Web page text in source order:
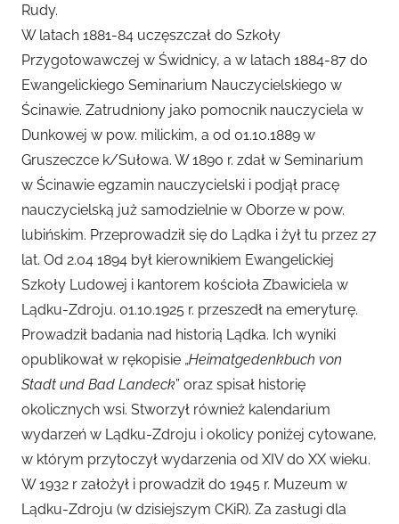
Rudy.
W latach 1881-84 uczęszczał do Szkoły
Przygotowawczej w Świdnicy, a w latach 1884-87 do
Ewangelickiego Seminarium Nauczycielskiego w
Ścinawie. Zatrudniony jako pomocnik nauczyciela w
Dunkowej w pow. milickim, a od 01.10.1889 w
Gruszeczce k/Sułowa. W 1890 r. zdał w Seminarium
w Ścinawie egzamin nauczycielski i podjął pracę
nauczycielską już samodzielnie w Oborze w pow.
lubińskim. Przeprowadził się do Lądka i żył tu przez 27
lat. Od 2.04 1894 był kierownikiem Ewangelickiej
Szkoły Ludowej i kantorem kościoła Zbawiciela w
Lądku-Zdroju. 01.10.1925 r. przeszedł na emeryturę.
Prowadził badania nad historią Lądka. Ich wyniki
opublikował w rękopisie „Heimatgedenkbuch von
Stadt und Bad Landeck” oraz spisał historię
okolicznych wsi. Stworzył również kalendarium
wydarzeń w Lądku-Zdroju i okolicy poniżej cytowane,
w którym przytoczył wydarzenia od XIV do XX wieku.
W 1932 r założył i prowadził do 1945 r. Muzeum w
Lądku-Zdroju (w dzisiejszym CKiR). Za zasługi dla